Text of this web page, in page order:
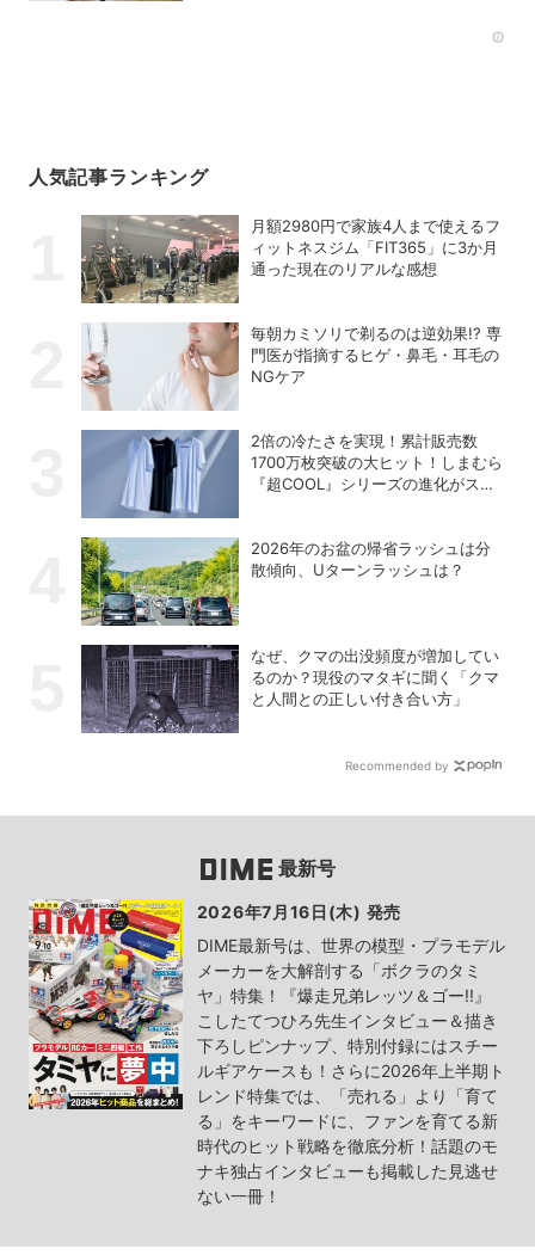
人気記事ランキング
月額2980円で家族4人まで使えるフ
ィットネスジム「FIT365」に3か月
通った現在のリアルな感想
毎朝カミソリで剃るのは逆効果!? 専
門医が指摘するヒゲ・鼻毛・耳毛の
NGケア
2倍の冷たさを実現！累計販売数
1700万枚突破の大ヒット！しまむら
『超COOL』シリーズの進化がスゴ
2026年のお盆の帰省ラッシュは分
散傾向、Uターンラッシュは？
なぜ、クマの出没頻度が増加してい
るのか？現役のマタギに聞く「クマ
と人間との正しい付き合い方」
Recommended by
最新号
2026年7月16日(木) 発売
DIME最新号は、世界の模型・プラモデル
メーカーを大解剖する「ボクラのタミ
ヤ」特集！『爆走兄弟レッツ＆ゴー!!』
こしたてつひろ先生インタビュー＆描き
下ろしピンナップ、特別付録にはスチー
ルギアケースも！さらに2026年上半期ト
レンド特集では、「売れる」より「育て
る」をキーワードに、ファンを育てる新
時代のヒット戦略を徹底分析！話題のモ
ナキ独占インタビューも掲載した見逃せ
ない一冊！